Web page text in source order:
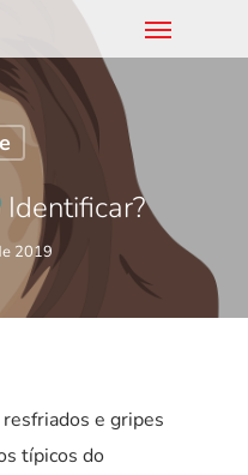
2019
e gripes
típicos do